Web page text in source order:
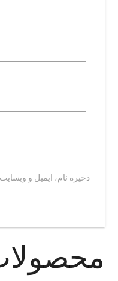
ذخیره نام، ایمیل و